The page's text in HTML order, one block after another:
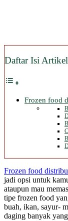
Daftar Isi Artikel
Frozen food
Frozen food
jadi opsi untuk
ataupun mau
tipe frozen food
buah, ikan, sayur-
daging banyak